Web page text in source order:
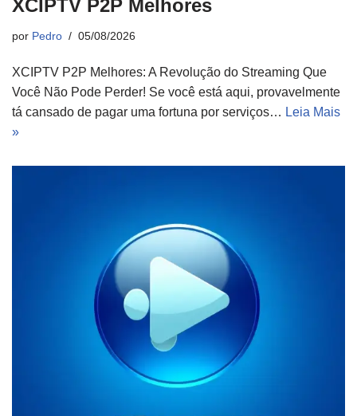
XCIPTV P2P Melhores
por Pedro 05/08/2026
XCIPTV P2P Melhores: A Revolução do Streaming Que
Você Não Pode Perder! Se você está aqui, provavelmente
tá cansado de pagar uma fortuna por serviços… Leia Mais
»